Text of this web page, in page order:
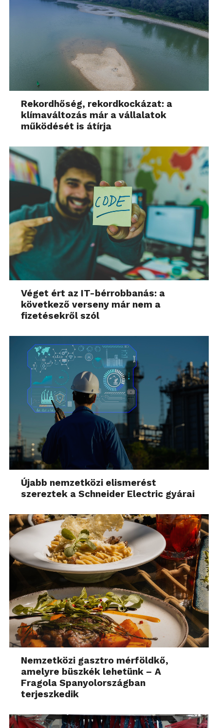
– említette Fenyőfalvi Anett.
További friss híreket talál aTechnokrata
főoldalán!
Csatlakozzon hozzánk aFacebookon
Rekordhőség, rekordkockázat: a
klímaváltozás már a vállalatok
működését is átírja
Véget ért az IT-bérrobbanás: a
következő verseny már nem a
fizetésekről szól
Újabb nemzetközi elismerést
szereztek a Schneider Electric gyárai
Nemzetközi gasztro mérföldkő,
amelyre büszkék lehetünk – A
Fragola Spanyolországban
terjeszkedik